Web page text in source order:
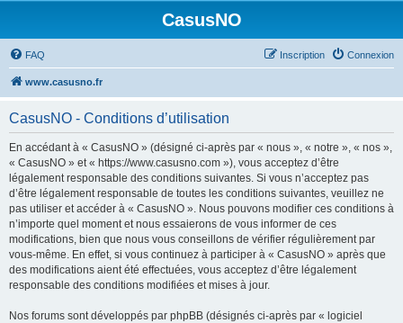
CasusNO
FAQ Connexion
Inscription
www.casusno.fr
CasusNO - Conditions d’utilisation
En accédant à « CasusNO » (désigné ci-après par « nous », « notre », « nos »,
« CasusNO » et « https://www.casusno.com »), vous acceptez d’être
légalement responsable des conditions suivantes. Si vous n’acceptez pas
d’être légalement responsable de toutes les conditions suivantes, veuillez ne
pas utiliser et accéder à « CasusNO ». Nous pouvons modifier ces conditions à
n’importe quel moment et nous essaierons de vous informer de ces
modifications, bien que nous vous conseillons de vérifier régulièrement par
vous-même. En effet, si vous continuez à participer à « CasusNO » après que
des modifications aient été effectuées, vous acceptez d’être légalement
responsable des conditions modifiées et mises à jour.
Nos forums sont développés par phpBB (désignés ci-après par « logiciel